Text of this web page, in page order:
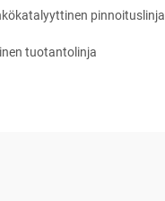
pinnoituslinja
tuotantolinja